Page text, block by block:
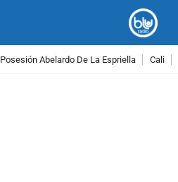
Posesión Abelardo De La Espriella Cali